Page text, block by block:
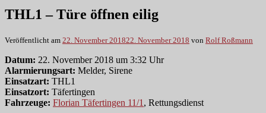
THL1 – Türe öffnen eilig
Veröffentlicht am 22. November 201822. November 2018 von Rolf Roßmann
Datum: 22. November 2018 um 3:32 Uhr
Alarmierungsart: Melder, Sirene
Einsatzart: THL1
Einsatzort: Täfertingen
Fahrzeuge: Florian Täfertingen 11/1 , Rettungsdienst